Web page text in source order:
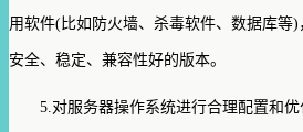
用软件(比如防火墙、杀毒软件、数据库等
安全、稳定、兼容性好的版本。
5.对服务器操作系统进行合理配置和优